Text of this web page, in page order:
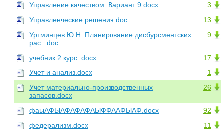
3
Управление качеством. Вариант 9.docx
13
Управленческие решения.doc
9
Уртминцев Ю.Н. Планирование дисбурсментских
рас...doc
17
учебник 2 курс .docx
1
Учет и анализ.docx
26
Учет материально-производственных
запасов.docx
92
фаыАФЫАФАФАФАЫФФААФЫАФ.docx
11
федерализм.docx